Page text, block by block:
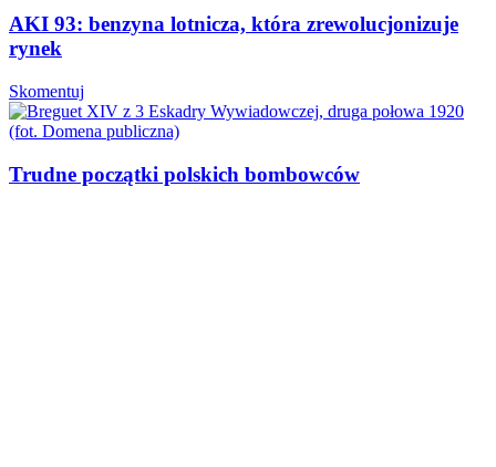
AKI 93: benzyna lotnicza, która zrewolucjonizuje
rynek
Skomentuj
Trudne początki polskich bombowców